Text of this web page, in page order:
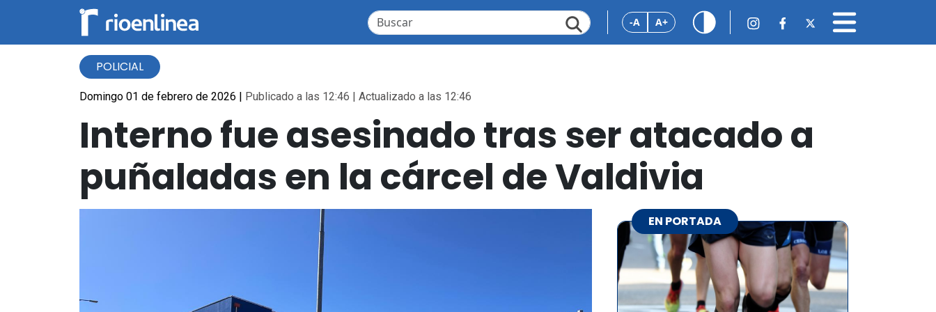
-A A+
POLICIAL
Domingo 01 de febrero de 2026 | Publicado a las 12:46 | Actualizado a las 12:46
Interno fue asesinado tras ser atacado a
puñaladas en la cárcel de Valdivia
EN PORTADA